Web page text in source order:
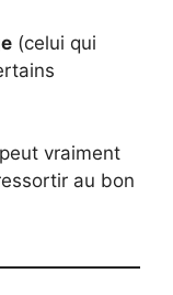
(celui qui
vraiment
au bon